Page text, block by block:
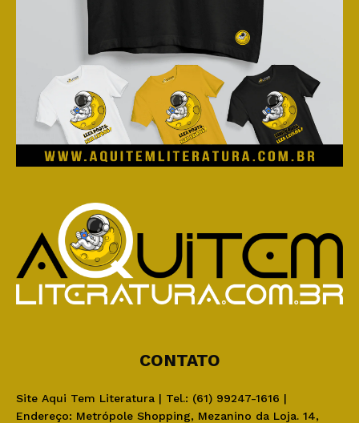
CONTATO
Site Aqui Tem Literatura | Tel.: (61) 99247-1616 |
Endereço: Metrópole Shopping, Mezanino da Loja. 14,